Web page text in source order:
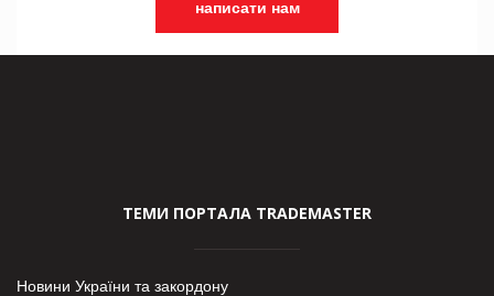
написати нам
ТЕМИ ПОРТАЛА TRADEMASTER
Новини України та закордону